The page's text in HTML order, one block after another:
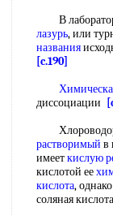
В
лазурь, или
названия
[c.190]
диссоциации
растворимый в
имееткислую
кислотой ее
кислота,
соляная